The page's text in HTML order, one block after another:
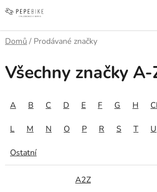
na
Domů / Prodávané značky
Všechny značky A-
A B C D E F G H
L M N O P R S T U
Ostatní
A2Z